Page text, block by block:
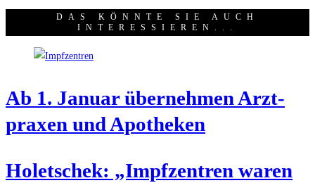
DAS KÖNNTE SIE AUCH
INTERESSIEREN...
Ab 1. Janu­ar über­neh­men Arzt­
pra­xen und Apotheken
Holet­schek: „Impf­zen­tren waren